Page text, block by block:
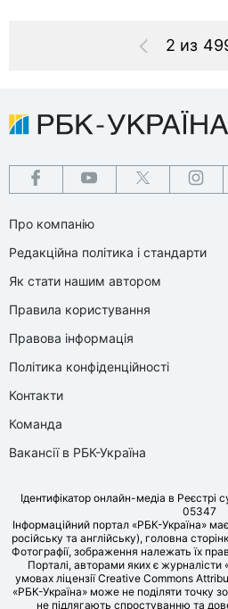
2 из
Про компанію
Редакційна політика і стандарти
Як стати нашим автором
Правила користування
Правова інформація
Політика конфіденційності
Контакти
Команда
Вакансії в РБК-Україна
Ідентифікатор онлайн-медіа в Реєстрі
05347
Інформаційний портал «РБК-Україна»
російську та англійську), головна
Фотографії, зображення належать їх
Порталі, авторами яких є журналісти
умовах ліцензії Creative Commons
«РБК-Україна» може не поділяти точку
не підлягають спростуванню та